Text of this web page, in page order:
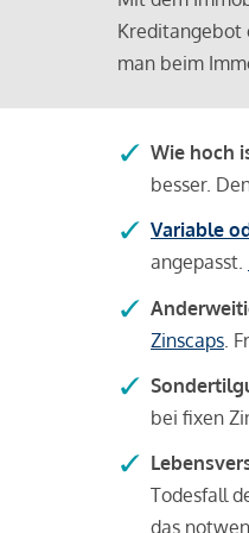
Kreditangebot
man beim
Wie hoch
besser.
Variable
angepasst.
Zinscaps .
bei fixen
Todesfall
das